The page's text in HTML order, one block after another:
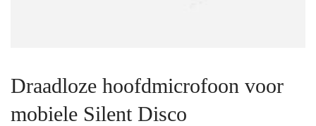
Draadloze hoofdmicrofoon voor
mobiele Silent Disco